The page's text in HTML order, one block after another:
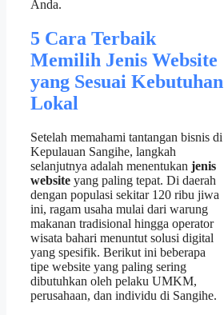
Anda.
5 Cara Terbaik
Memilih Jenis Website
yang Sesuai Kebutuhan
Lokal
Setelah memahami tantangan bisnis di
Kepulauan Sangihe, langkah
selanjutnya adalah menentukan jenis
website yang paling tepat. Di daerah
dengan populasi sekitar 120 ribu jiwa
ini, ragam usaha mulai dari warung
makanan tradisional hingga operator
wisata bahari menuntut solusi digital
yang spesifik. Berikut ini beberapa
tipe website yang paling sering
dibutuhkan oleh pelaku UMKM,
perusahaan, dan individu di Sangihe.